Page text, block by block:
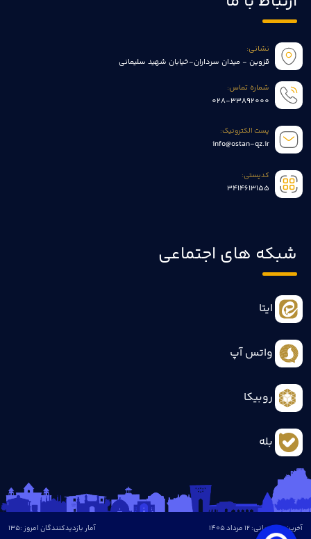
نشانی:
قزوین - میدان سرداران-خیابان شهید سلیمانی
شماره تماس:
028-33892000
پست الکترونیک:
info@ostan-qz.ir
کدپستی:
3414613155
شبکه های اجتماعی
ایتا
واتس آپ
روبیکا
بله
آخرین بروزرسانی: 12 مرداد 1405 آمار بازدیدکنندگان امروز :135